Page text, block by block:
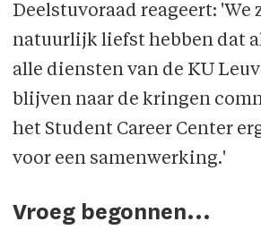
Deelstuvoraad reageert: 'We
natuurlijk liefst hebben dat
alle diensten van de KU
blijven naar de kringen
het Student Career Center
voor een samenwerking.'
Vroeg begonnen...